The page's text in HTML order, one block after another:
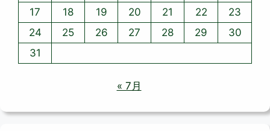
17
18 19 20 21 22
23
24
25 26 27 28 29
30
31
« 7月